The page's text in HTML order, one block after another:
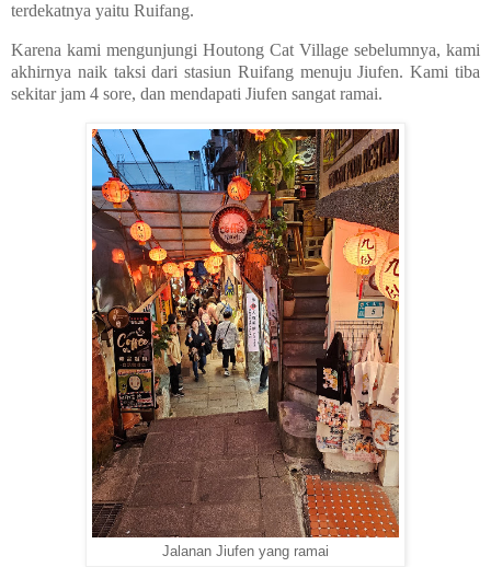
terdekatnya yaitu Ruifang.
Karena kami mengunjungi Houtong Cat Village sebelumnya, kami
akhirnya naik taksi dari stasiun Ruifang menuju Jiufen. Kami tiba
sekitar jam 4 sore, dan mendapati Jiufen sangat ramai.
Jalanan Jiufen yang ramai